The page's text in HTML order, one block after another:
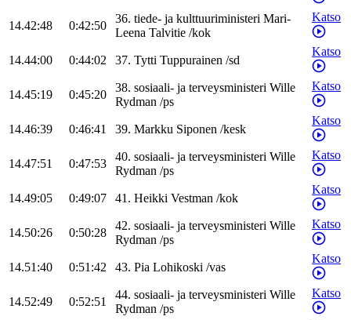
14.42:48 0:42:50
36. tiede- ja kulttuuriministeri Mari-
Leena Talvitie /kok
Katso
14.44:00 0:44:02 37. Tytti Tuppurainen /sd
Katso
14.45:19 0:45:20
38. sosiaali- ja terveysministeri Wille
Rydman /ps
Katso
14.46:39 0:46:41 39. Markku Siponen /kesk
Katso
14.47:51 0:47:53
40. sosiaali- ja terveysministeri Wille
Rydman /ps
Katso
14.49:05 0:49:07 41. Heikki Vestman /kok
Katso
14.50:26 0:50:28
42. sosiaali- ja terveysministeri Wille
Rydman /ps
Katso
14.51:40 0:51:42 43. Pia Lohikoski /vas
Katso
14.52:49 0:52:51
44. sosiaali- ja terveysministeri Wille
Rydman /ps
Katso